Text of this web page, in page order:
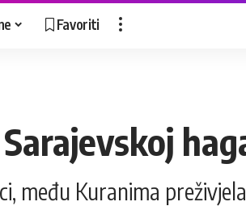
Favoriti
među Kuranima